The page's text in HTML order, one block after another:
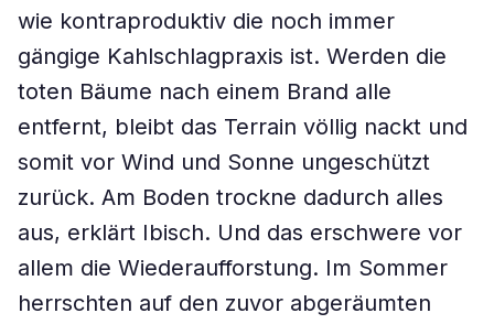
wie kontraproduktiv die noch immer
gängige Kahlschlagpraxis ist. Werden die
toten Bäume nach einem Brand alle
entfernt, bleibt das Terrain völlig nackt und
somit vor Wind und Sonne ungeschützt
zurück. Am Boden trockne dadurch alles
aus, erklärt Ibisch. Und das erschwere vor
allem die Wiederaufforstung. Im Sommer
herrschten auf den zuvor abgeräumten